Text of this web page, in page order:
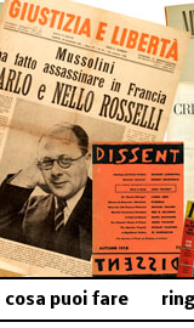
cosa puoi fare